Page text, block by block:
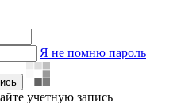
Я не помню пароль
учетную запись